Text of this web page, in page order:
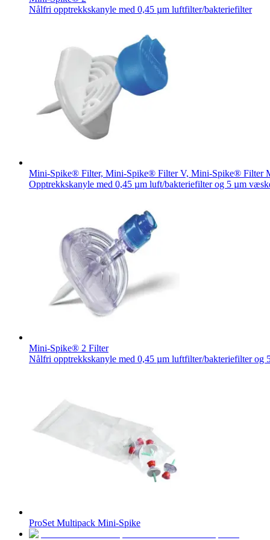
Produktkatalog​
Finn produktene du leter etter. ​Besøk B. Brauns
Urinretensjon​
Selvkateterisering med deg og​
miljøet i fokus. Besøk våre sider for å ​
La oss drive innovasjon innen medisinsk ​teknologi sammen.
Nålfri opptrekkskanyle med 0,45 µm luftfilter/bakteriefilter
Mini-Spike® Filter, Mini-Spike® Filter V, Mini-Spike® Filter
Opptrekkskanyle med 0,45 µm luft/bakteriefilter og 5 µm
Mini-Spike® 2 Filter
Nålfri opptrekkskanyle med 0,45 µm luftfilter/bakteriefilter og
ProSet Multipack Mini-Spike